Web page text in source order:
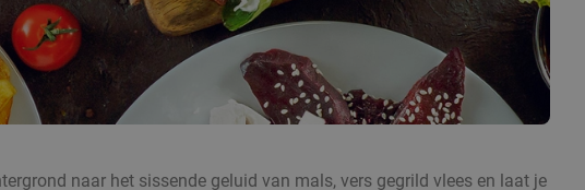
naar het sissende geluid van mals, vers gegrild vlees en laat je